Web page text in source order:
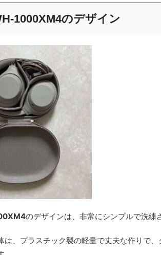
1000XM4のデザイン
のデザインは、非常にシンプルで洗練
は、プラスチック製の軽量で丈夫な作りで